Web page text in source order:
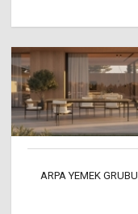
ARPA YEMEK GRUBU